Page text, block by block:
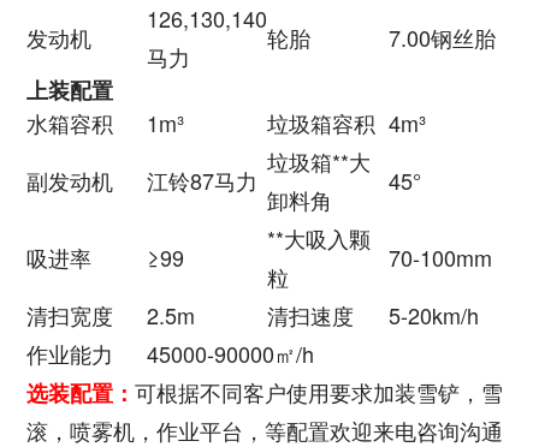
发动机
126,130,140
马力
轮胎
7.00钢丝胎
上装配置
水箱容积
1m³ 垃圾箱容积 4m³
副发动机
江铃87马力
垃圾箱**大
卸料角
45°
吸进率 ≥99
**大吸入颗
粒
70-100mm
清扫宽度
2.5m 清扫速度
5-20km/h
作业能力
45000-90000㎡/h
选装配置：可根据不同客户使用要求加装雪铲，雪
滚，喷雾机，作业平台，等配置欢迎来电咨询沟通